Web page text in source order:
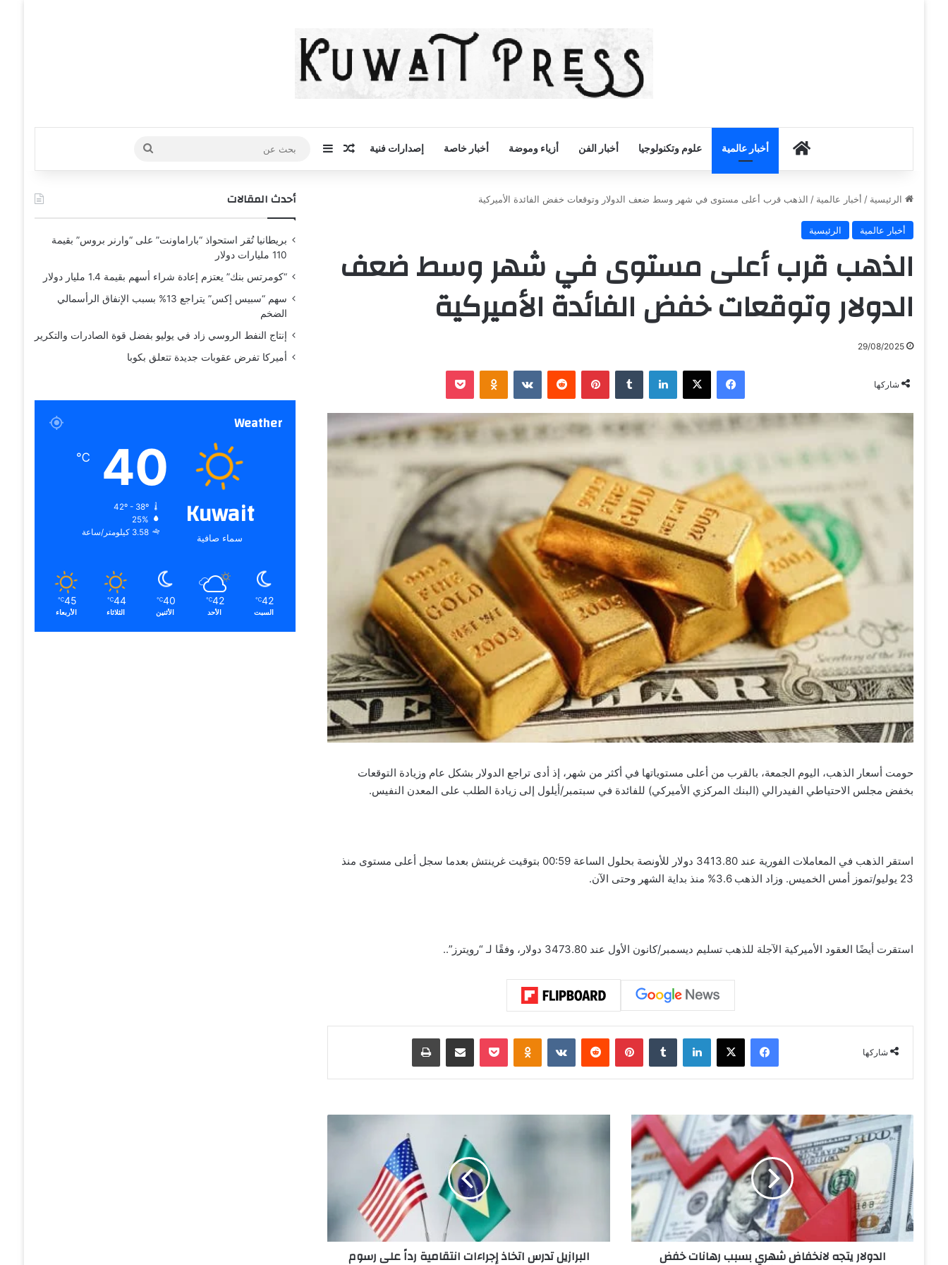
أخبار الكويت
أخبار عالمية علوم وتكنولوجيا أخبار الفن أزياء وموضة أخبار خاصة إصدارات فنية مقال عشوائي
إضافة عمود جانبي
بحث
عن
الرئيسية / أخبار عالمية / الذهب قرب أعلى مستوى في شهر وسط ضعف الدولار وتوقعات خفض الفائدة الأميركية
أخبار عالمية الرئيسية
الذهب قرب أعلى مستوى في شهر وسط ضعف
الدولار وتوقعات خفض الفائدة الأميركية
29/08/2025
شاركها
فيسبوك ‫X لينكدإن ‏Tumblr بينتيريست ‏Reddit
‏VKontakte
Odnoklassniki
‫Pocket
حومت أسعار الذهب، اليوم الجمعة، بالقرب من أعلى مستوياتها في أكثر من شهر، إذ أدى تراجع الدولار بشكل عام وزيادة التوقعات
بخفض مجلس الاحتياطي الفيدرالي (البنك المركزي الأميركي) للفائدة في سبتمبر/أيلول إلى زيادة الطلب على المعدن النفيس.
استقر الذهب في المعاملات الفورية عند 3413.80 دولار للأونصة بحلول الساعة 00:59 بتوقيت غرينتش بعدما سجل أعلى مستوى منذ
23 يوليو/تموز أمس الخميس. وزاد الذهب 3.6% منذ بداية الشهر وحتى الآن.
استقرت أيضًا العقود الأميركية الآجلة للذهب تسليم ديسمبر/كانون الأول عند 3473.80 دولار، وفقًا لـ “رويترز”..
شاركها
فيسبوك ‫X لينكدإن ‏Tumblr بينتيريست ‏Reddit
‏VKontakte
Odnoklassniki
‫Pocket مشاركة عبر البريد طباعة
ا
و
ل
ا
ر
ي
ت
الدولار يتجه لانخفاض شهري بسبب رهانات خفض
ت
البرازيل تدرس اتخاذ إجراءات انتقامية رداً على رسوم
أحدث المقالات
بريطانيا تُقر استحواذ “باراماونت” على “وارنر بروس” بقيمة
110 مليارات دولار
“كومرتس بنك” يعتزم إعادة شراء أسهم بقيمة 1.4 مليار دولار
سهم “سبيس إكس” يتراجع 13% بسبب الإنفاق الرأسمالي
الضخم
إنتاج النفط الروسي زاد في يوليو بفضل قوة الصادرات والتكرير
أميركا تفرض عقوبات جديدة تتعلق بكوبا
Weather
Kuwait
سماء صافية
40
℃
42º - 38º
25%
3.58 كيلومتر/ساعة
42
℃
السبت
42
℃
الأحد
40
℃
الأثنين
44
℃
الثلاثاء
45
℃
الأربعاء